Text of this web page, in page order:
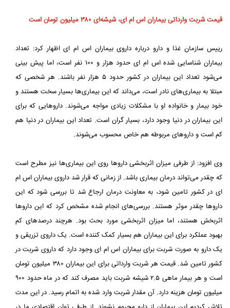
قیمت شربت وارداتی بیماران اس ام ای، شیشه‌ای ۳۸۰ میلیون تومان است
رییس سازمان غذا و دارو درباره داروی بیماران اس ام ای اظهار کرد: تعداد
بیماران شناسایی شده اس ام ای حدود هزار و ۱۰۰ نفر است، اما پیش بینی
می‌شود تعداد این بیماران در کشور حدود ۵ هزار نفر باشند. هر شخصی که
مبتلا به بیماری‌های نادر است، می‌داند که این بیماری‌ها بسیار سخت هستند و
خود بیمار و خانواده او با مشکلات زیادی مواجه می‌شوند. داروهایی که برای
این بیماران در دنیا وجود دارد، بسیار گران است. تعداد این بیماران در دنیا هم
کم است و داروهای مربوطه هم خاص محسوب می‌شوند.
وی افزود: از طرفی میزان اثربخشی داروها روی این بیماری‌ها نیز مطرح است
که چقدر می‌تواند درمان بیماری باشد. از زمانی که قرار شد داروی بیماران اس ام
ای در کشور تامین شود، به معاونت درمان ارجاع شد تا بررسی شود که این
داروها چقدر موثر هستند. بررسی‌های انجام شده مشخص کرد که این داروها
اثربخش هستند، اما میزان اثربخشی مورد بحث بود. هرچند درصدهای کم
بهبود عملکرد برای این بیماران هم بسیار کمک کننده است. یک داروی تزریقی و
یک دارو به صورت شربت برای بیماران اس ام ای وجود دارد که داروی شربت در
کشور تامین شد. قیمت هر شربت وارداتی برای این بیماران ۳۸۰ میلیون تومان
است و هر بیمار ماهی ۲.۵ شیشه شربت باید مصرف کند که در ماه حدود ۹۰۰
میلیون تومان هزینه دارد. آن مقدار شربت وارد شده به اتمام رسید. در این مدت